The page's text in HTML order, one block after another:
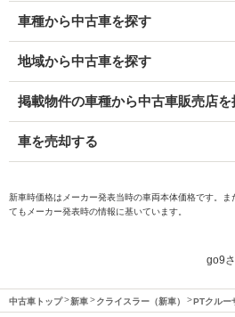
車種から中古車を探す
地域から中古車を探す
掲載物件の車種から中古車販売店を
車を売却する
新車時価格はメーカー発表当時の車両本体価格です。
てもメーカー発表時の情報に基いています。
go9
中古車トップ 新車 クライスラー（新車） PTクルー